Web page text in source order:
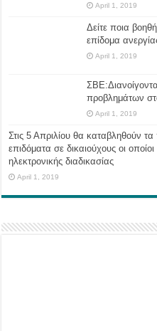
April 1, 2019
Δείτε ποια
επίδομα
April 1, 2019
προβλημάτων
April 1, 2019
Στις 5 Απριλίου θα καταβληθούν
επιδόματα σε δικαιούχους οι
ηλεκτρονικής διαδικασίας
April 1, 2019